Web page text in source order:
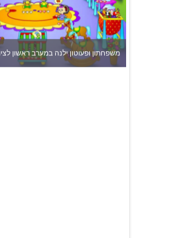
משפחתון ופעוטון ילנה במערב ראשון